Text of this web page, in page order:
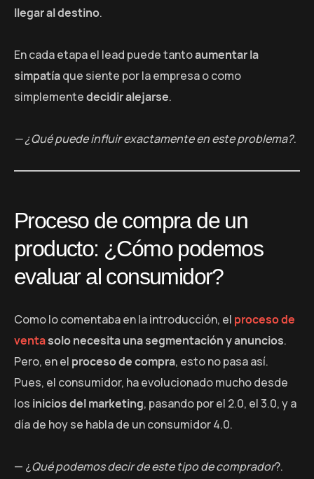
llegar al destino.
En cada etapa el lead puede tantoaumentar la
simpatíaque siente por la empresa o como
simplementedecidir alejarse.
— ¿Qué puede influir exactamente en este problema?.
Proceso de compra de un
producto: ¿Cómo podemos
evaluar al consumidor?
Como lo comentaba en la introducción, el proceso de
ventasolo necesita una segmentación y anuncios.
Pero, en el proceso de compra, esto no pasa así.
Pues, el consumidor, ha evolucionado mucho desde
los inicios del marketing, pasando por el 2.0, el 3.0, y a
día de hoy se habla de un consumidor 4.0.
— ¿Qué podemos decir de este tipo de comprador?.